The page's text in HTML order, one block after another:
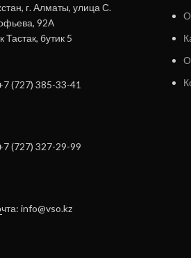
г. Алматы, улица С.
92А
Тастак, бутик 5
(727) 385-33-41
(727) 327-29-99
info@vso.kz
О